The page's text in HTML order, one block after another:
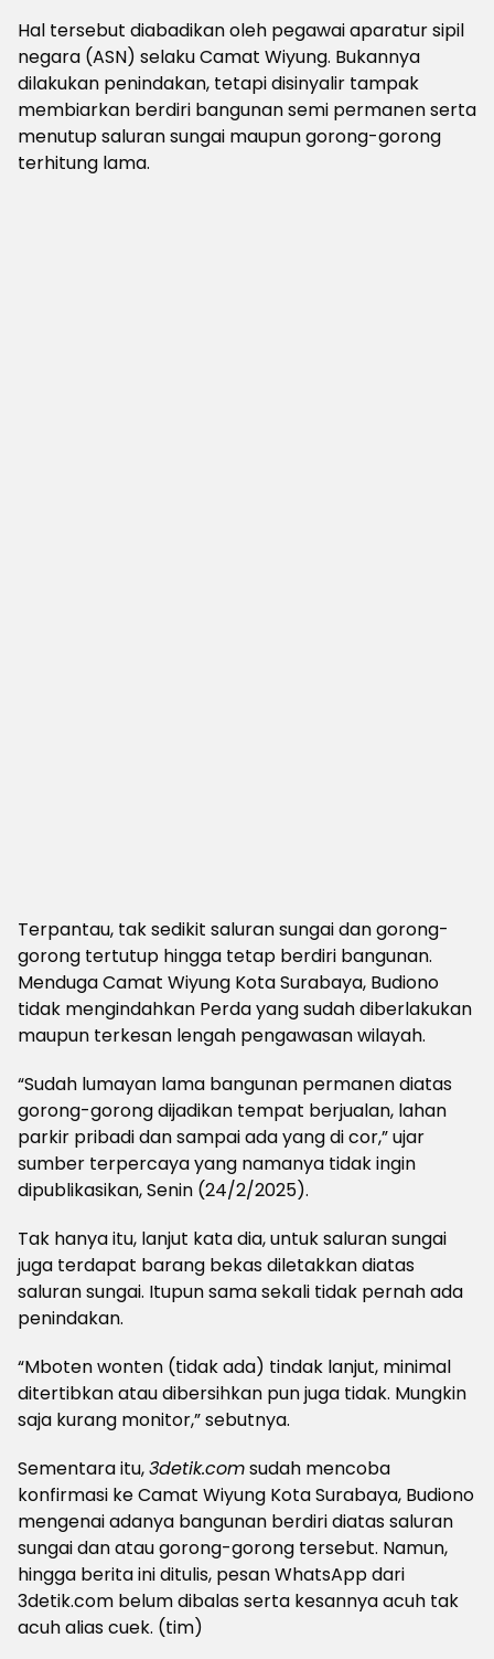
Hal tersebut diabadikan oleh pegawai aparatur sipil
negara (ASN) selaku Camat Wiyung. Bukannya
dilakukan penindakan, tetapi disinyalir tampak
membiarkan berdiri bangunan semi permanen serta
menutup saluran sungai maupun gorong-gorong
terhitung lama.
Terpantau, tak sedikit saluran sungai dan gorong-
gorong tertutup hingga tetap berdiri bangunan.
Menduga Camat Wiyung Kota Surabaya, Budiono
tidak mengindahkan Perda yang sudah diberlakukan
maupun terkesan lengah pengawasan wilayah.
“Sudah lumayan lama bangunan permanen diatas
gorong-gorong dijadikan tempat berjualan, lahan
parkir pribadi dan sampai ada yang di cor,” ujar
sumber terpercaya yang namanya tidak ingin
dipublikasikan, Senin (24/2/2025).
Tak hanya itu, lanjut kata dia, untuk saluran sungai
juga terdapat barang bekas diletakkan diatas
saluran sungai. Itupun sama sekali tidak pernah ada
penindakan.
“Mboten wonten (tidak ada) tindak lanjut, minimal
ditertibkan atau dibersihkan pun juga tidak. Mungkin
saja kurang monitor,” sebutnya.
Sementara itu,3detik.comsudah mencoba
konfirmasi ke Camat Wiyung Kota Surabaya, Budiono
mengenai adanya bangunan berdiri diatas saluran
sungai dan atau gorong-gorong tersebut. Namun,
hingga berita ini ditulis, pesan WhatsApp dari
3detik.com belum dibalas serta kesannya acuh tak
acuh alias cuek. (tim)